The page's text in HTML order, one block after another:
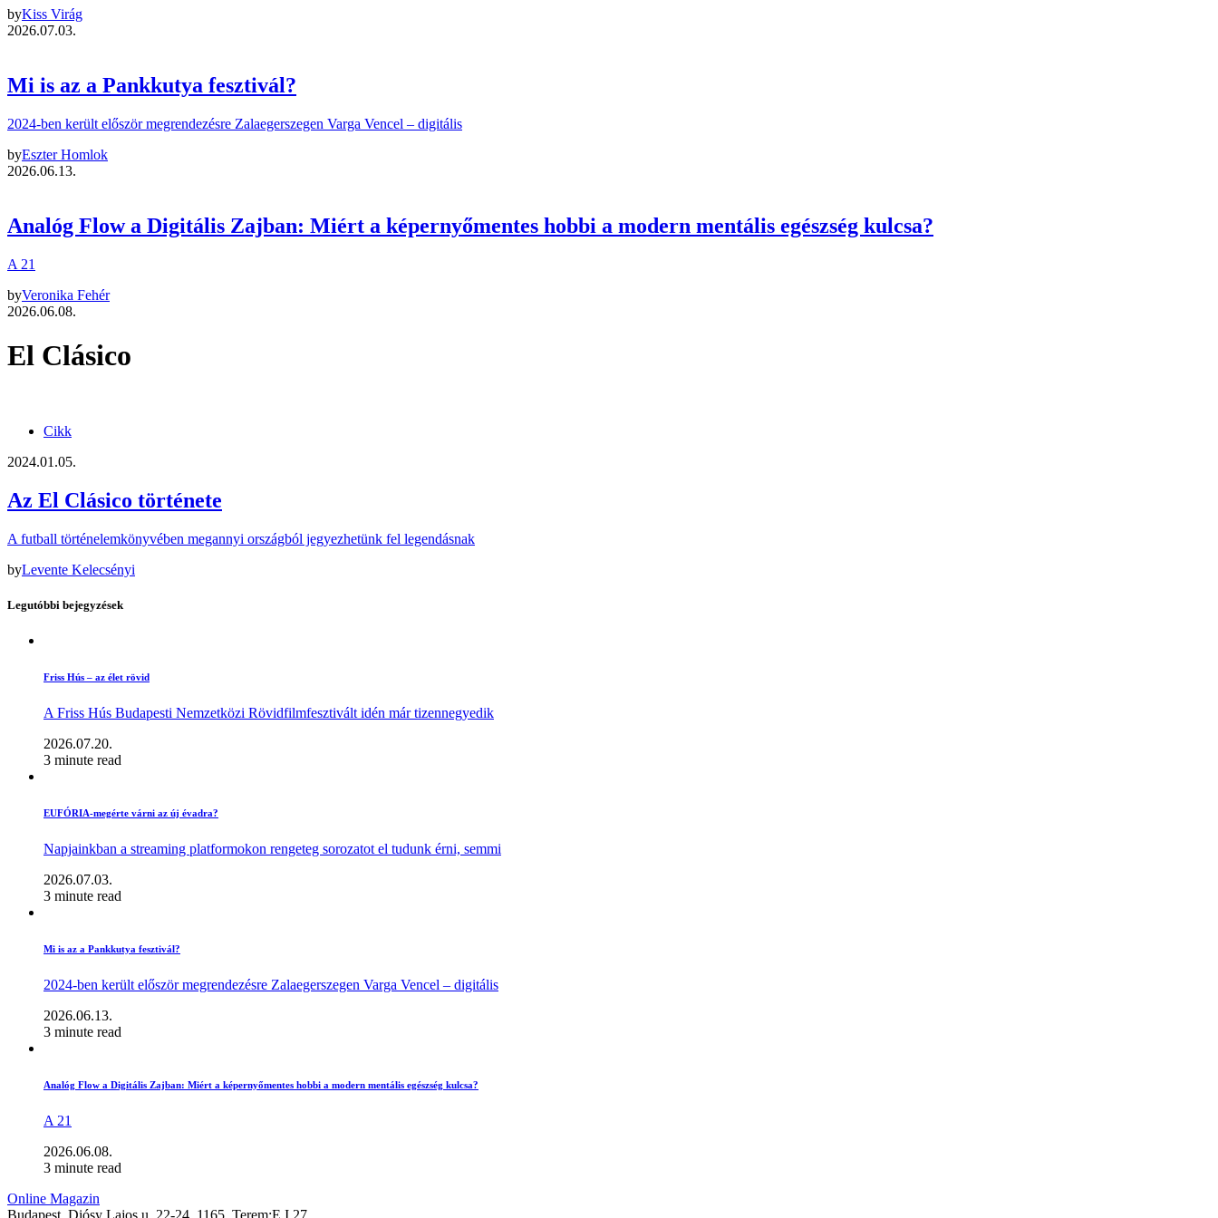
byKiss Virág
2026.07.03.
Mi is az a Pankkutya fesztivál?
2024-ben került először megrendezésre Zalaegerszegen Varga Vencel – digitális
byEszter Homlok
2026.06.13.
Analóg Flow a Digitális Zajban: Miért a képernyőmentes hobbi a modern mentális egészség kulcsa?
A 21
byVeronika Fehér
2026.06.08.
El Clásico
Cikk
2024.01.05.
Az El Clásico története
A futball történelemkönyvében megannyi országból jegyezhetünk fel legendásnak
byLevente Kelecsényi
Legutóbbi bejegyzések
Friss Hús – az élet rövid
A Friss Hús Budapesti Nemzetközi Rövidfilmfesztivált idén már tizennegyedik
2026.07.20.
3 minute read
EUFÓRIA-megérte várni az új évadra?
Napjainkban a streaming platformokon rengeteg sorozatot el tudunk érni, semmi
2026.07.03.
3 minute read
Mi is az a Pankkutya fesztivál?
2024-ben került először megrendezésre Zalaegerszegen Varga Vencel – digitális
2026.06.13.
3 minute read
Analóg Flow a Digitális Zajban: Miért a képernyőmentes hobbi a modern mentális egészség kulcsa?
A 21
2026.06.08.
3 minute read
Online Magazin
Budapest, Diósy Lajos u. 22-24, 1165, Terem:E I 27